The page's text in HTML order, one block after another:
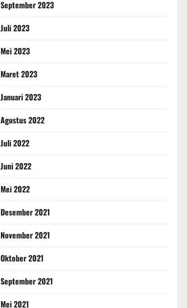
September 2023
Juli 2023
Mei 2023
Maret 2023
Januari 2023
Agustus 2022
Juli 2022
Juni 2022
Mei 2022
Desember 2021
November 2021
Oktober 2021
September 2021
Mei 2021